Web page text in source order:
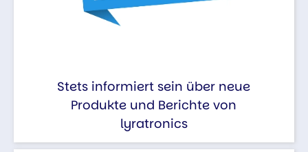
Stets informiert sein über neue
Produkte und Berichte von
lyratronics